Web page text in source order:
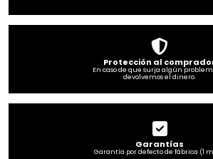
Protección al
En caso de que surja algún
devolvemos el dinero.
Garantías
Garantía por defecto de fábrica (1